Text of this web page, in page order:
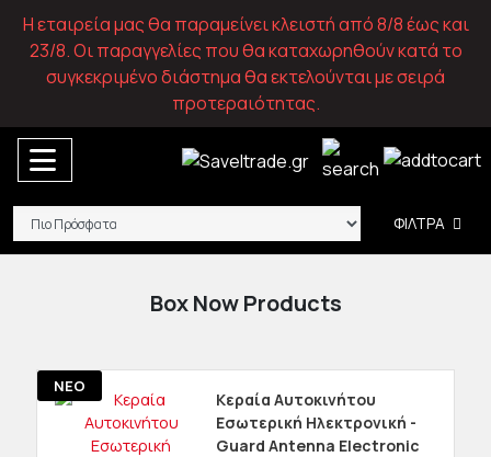
Η εταιρεία μας θα παραμείνει κλειστή από 8/8 έως και
23/8. Οι παραγγελίες που θα καταχωρηθούν κατά το
συγκεκριμένο διάστημα θα εκτελούνται με σειρά
προτεραιότητας.
ΦΙΛΤΡΑ
Box Now Products
ΝΕΟ
Κεραία Αυτοκινήτου
Εσωτερική Ηλεκτρονική -
Guard Antenna Electronic